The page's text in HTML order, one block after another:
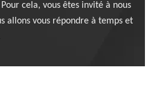
cela, vous êtes invité à nous
allons vous répondre à temps et